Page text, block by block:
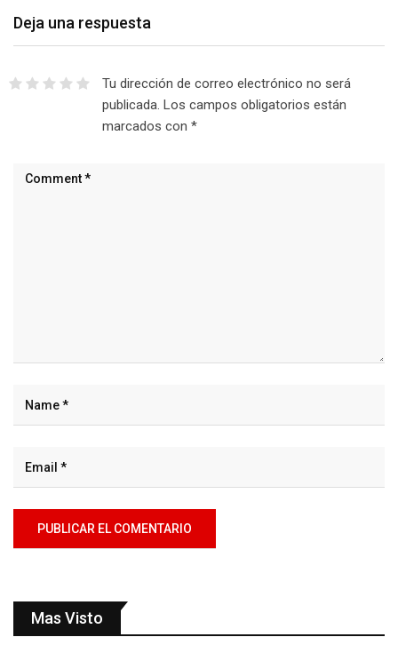
Deja una respuesta
Tu dirección de correo electrónico no será
publicada. Los campos obligatorios están
marcados con *
Mas Visto